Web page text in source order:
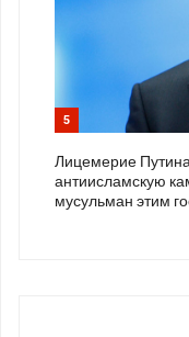
5
Лицемерие
антиисламскую
мусульман этим